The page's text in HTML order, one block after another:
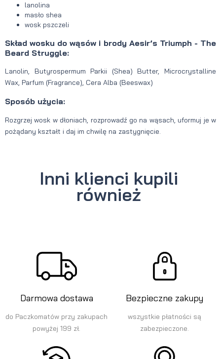
lanolina
masło shea
wosk pszczeli
Skład wosku do wąsów i brody Aesir’s Triumph - The
Beard Struggle:
Lanolin, Butyrospermum Parkii (Shea) Butter, Microcrystalline
Wax, Parfum (Fragrance), Cera Alba (Beeswax)
Sposób użycia:
Rozgrzej wosk w dłoniach, rozprowadź go na wąsach, uformuj je w
pożądany kształt i daj im chwilę na zastygnięcie.
Inni klienci kupili
również
Darmowa dostawa
do Paczkomatów przy zakupach
powyżej 199 zł.
Bezpieczne zakupy
wszystkie płatności są
zabezpieczone.